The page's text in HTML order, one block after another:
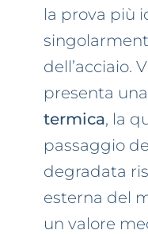
la prova più
dell’acciaio.
presenta una
termica, la
passaggio
degradata
esterna del
un valore